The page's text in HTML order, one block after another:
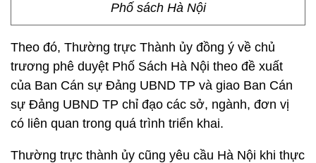
Phố sách Hà Nội
Theo đó, Thường trực Thành ủy đồng ý về chủ
trương phê duyệt Phố Sách Hà Nội theo đề xuất
của Ban Cán sự Đảng UBND TP và giao Ban Cán
sự Đảng UBND TP chỉ đạo các sở, ngành, đơn vị
có liên quan trong quá trình triển khai.
Thường trực thành ủy cũng yêu cầu Hà Nội khi thực